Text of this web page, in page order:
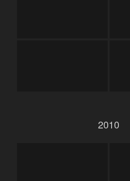
2010